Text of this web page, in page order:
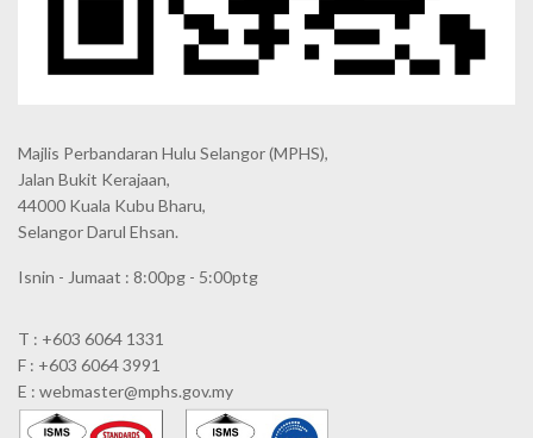
Majlis Perbandaran Hulu Selangor (MPHS),
Jalan Bukit Kerajaan,
44000 Kuala Kubu Bharu,
Selangor Darul Ehsan.
Isnin - Jumaat : 8:00pg - 5:00ptg
T : +603 6064 1331
F : +603 6064 3991
E : webmaster@mphs.gov.my